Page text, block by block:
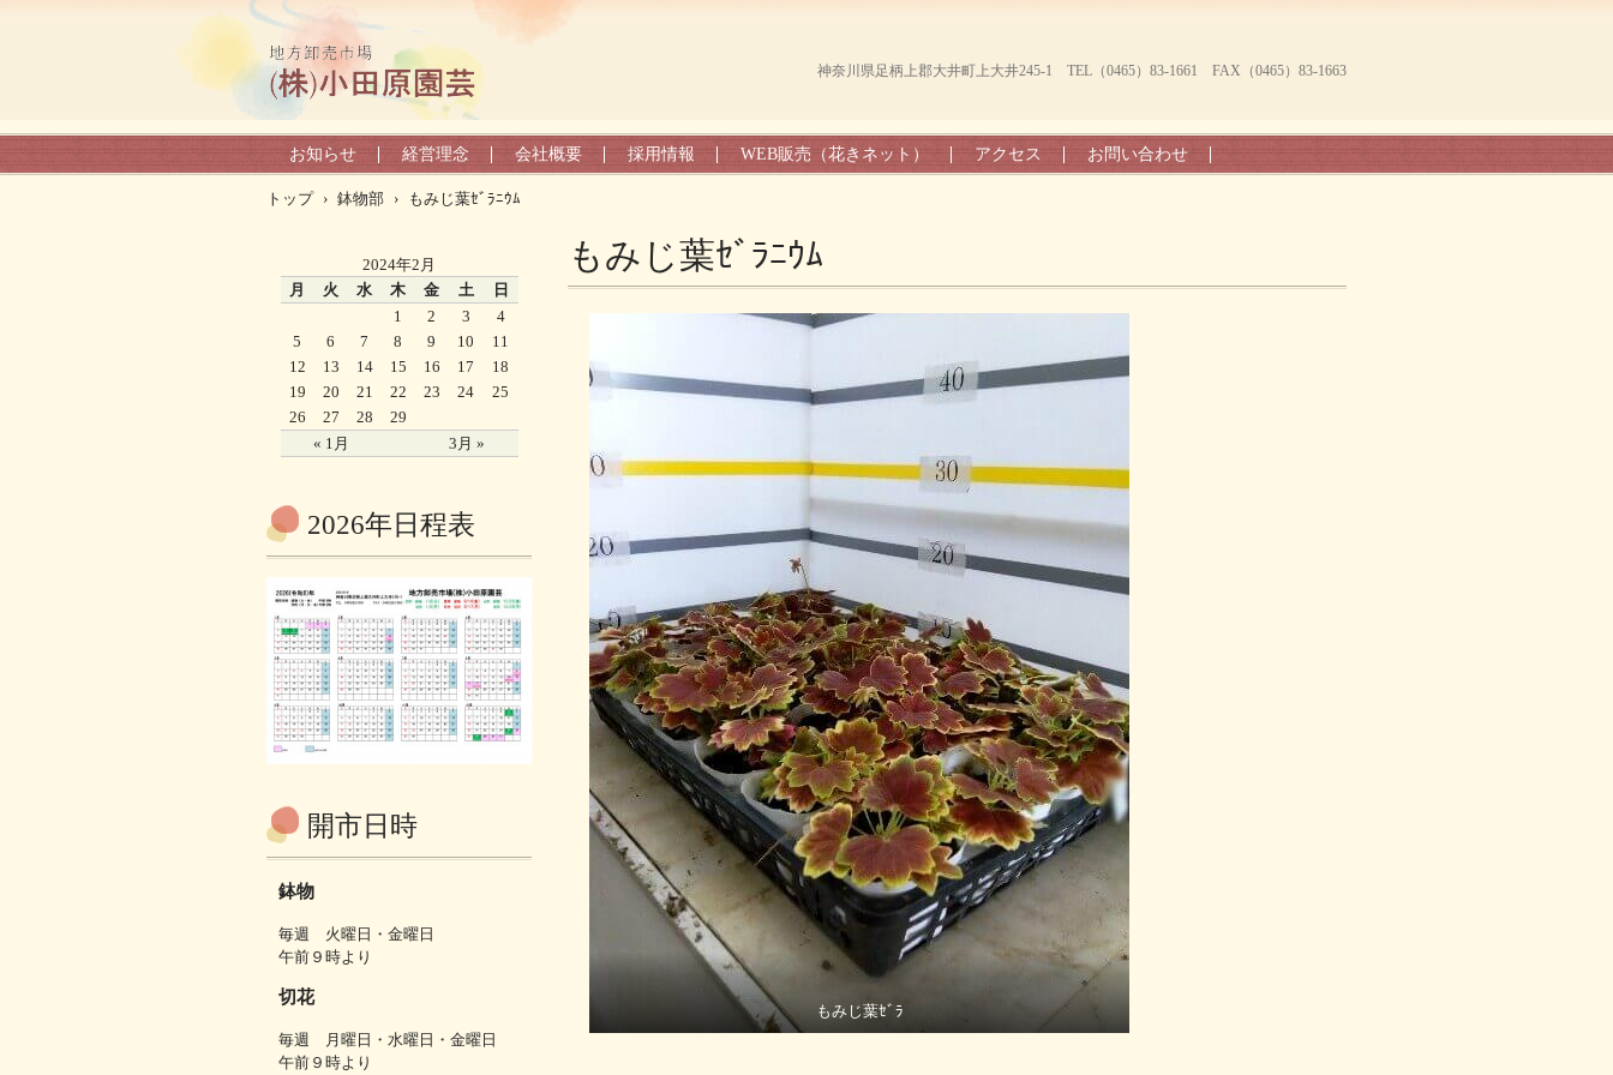
神奈川県足柄上郡大井町上大井245-1 TEL（0465）83-1661 FAX（0465）83-1663
お知らせ 経営理念 会社概要 採用情報 WEB販売（花きネット） アクセス お問い合わせ
トップ › 鉢物部 › もみじ葉ｾﾞﾗﾆｳﾑ
もみじ葉ｾﾞﾗﾆｳﾑ
もみじ葉ｾﾞﾗ
2024年2月
月
火 水 木 金 土 日
« 1月 3月 »
1 2 3
4
5
6 7 8 9 10
11
12
13 14 15 16 17
18
19
20 21 22 23 24
25
26
27 28 29
2026年日程表
開市日時
鉢物
毎週 火曜日・金曜日
午前９時より
切花
毎週 月曜日・水曜日・金曜日
午前９時より